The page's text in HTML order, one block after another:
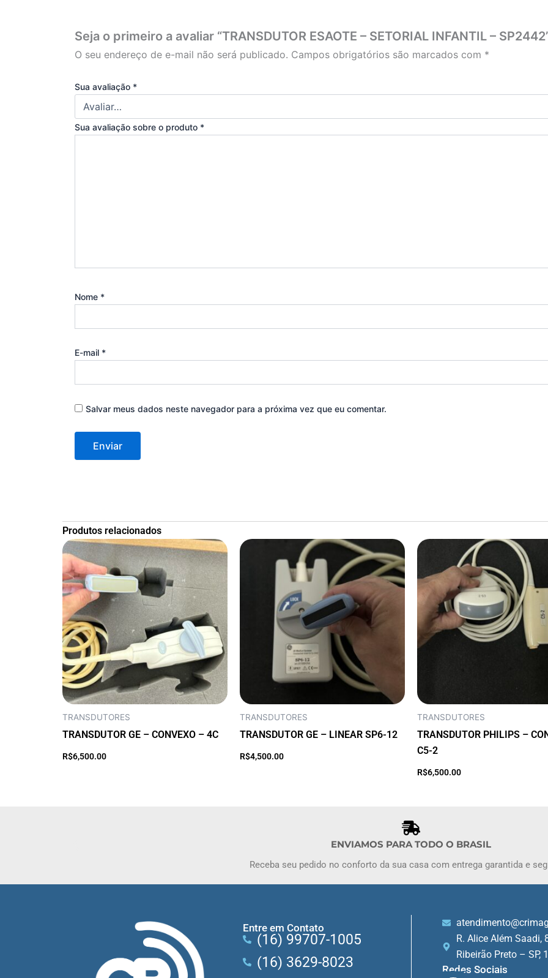
Seja o primeiro a avaliar “TRANSDUTOR ESAOTE – SETORIAL INFANTIL –
O seu endereço de e-mail não será publicado. Campos obrigatórios são marcados com *
Sua avaliação *
Sua avaliação sobre o produto *
Nome *
E-mail *
Salvar meus dados neste navegador para a próxima vez que eu comentar.
Produtos relacionados
TRANSDUTORES
TRANSDUTOR GE – CONVEXO – 4C
R$6,500.00
TRANSDUTORES
TRANSDUTOR GE – LINEAR SP6-12
R$4,500.00
TRANSDUTORES
TRANSDUTOR PHILIPS –
C5-2
R$6,500.00
ENVIAMOS PARA TODO O BRASIL
Receba seu pedido no conforto da sua casa com entrega garantida e
Entre em Contato
(16) 99707-1005
(16) 3629-8023
R. Alice Além
Ribeirão Preto – SP,
Redes Sociais